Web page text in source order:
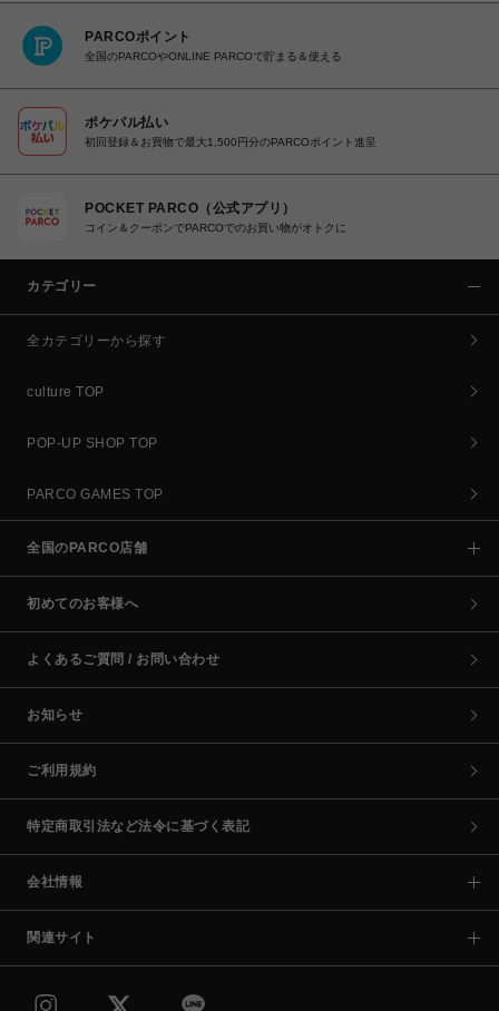
PARCOポイント
全国のPARCOやONLINE PARCOで貯まる＆使える
ポケパル払い
初回登録＆お買物で最大1,500円分のPARCOポイント進呈
POCKET PARCO（公式アプリ）
コイン＆クーポンでPARCOでのお買い物がオトクに
カテゴリー
全カテゴリーから探す
culture TOP
POP-UP SHOP TOP
PARCO GAMES TOP
全国のPARCO店舗
初めてのお客様へ
よくあるご質問 / お問い合わせ
お知らせ
ご利用規約
特定商取引法など法令に基づく表記
会社情報
関連サイト